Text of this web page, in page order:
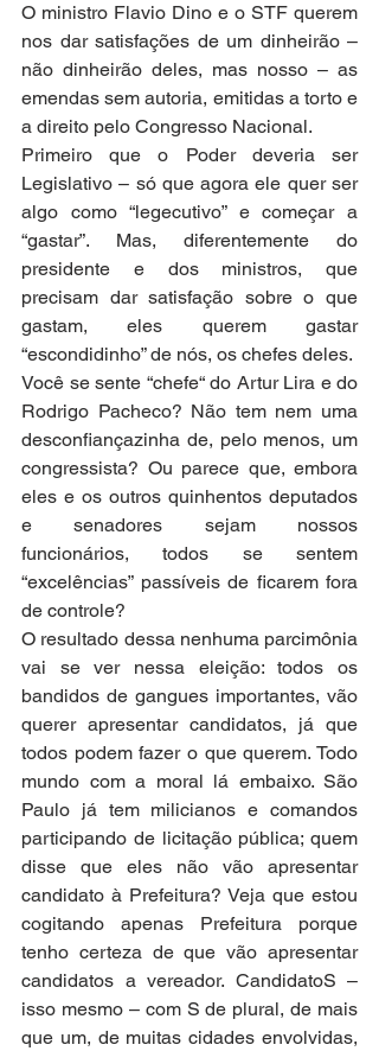
O ministro Flavio Dino e o STF querem
nos dar satisfações de um dinheirão –
não dinheirão deles, mas nosso – as
emendas sem autoria, emitidas a torto e
a direito pelo Congresso Nacional.
Primeiro que o Poder deveria ser
Legislativo – só que agora ele quer ser
algo como “legecutivo” e começar a
“gastar”. Mas, diferentemente do
presidente e dos ministros, que
precisam dar satisfação sobre o que
gastam, eles querem gastar
“escondidinho” de nós, os chefes deles.
Você se sente “chefe“ do Artur Lira e do
Rodrigo Pacheco? Não tem nem uma
desconfiançazinha de, pelo menos, um
congressista? Ou parece que, embora
eles e os outros quinhentos deputados
e senadores sejam nossos
funcionários, todos se sentem
“excelências” passíveis de ficarem fora
de controle?
O resultado dessa nenhuma parcimônia
vai se ver nessa eleição: todos os
bandidos de gangues importantes, vão
querer apresentar candidatos, já que
todos podem fazer o que querem. Todo
mundo com a moral lá embaixo. São
Paulo já tem milicianos e comandos
participando de licitação pública; quem
disse que eles não vão apresentar
candidato à Prefeitura? Veja que estou
cogitando apenas Prefeitura porque
tenho certeza de que vão apresentar
candidatos a vereador. CandidatoS –
isso mesmo – com S de plural, de mais
que um, de muitas cidades envolvidas,